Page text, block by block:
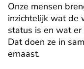
Onze mensen
inzichtelijk wat de
status is en wat
Dat doen ze in
ernaast.